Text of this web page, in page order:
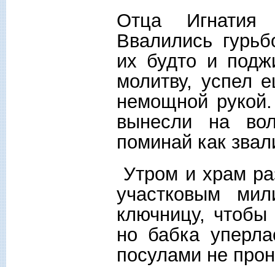
Отца Игнатия
Ввалились
их будто и
молитву, успел
немощной
вынесли на
поминай как
Утром и храм
участковым
ключницу,
но бабка
посулами не